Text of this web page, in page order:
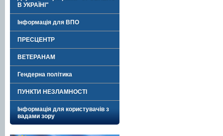
В УКРАЇНІ"
Інформація для ВПО
ПРЕСЦЕНТР
ВЕТЕРАНАМ
Гендерна політика
ПУНКТИ НЕЗЛАМНОСТІ
Інформація для користувачів з
вадами зору